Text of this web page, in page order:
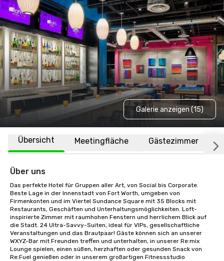
Galerie anzeigen (15)
Übersicht Meetingfläche Gästezimmer
Über uns
Das perfekte Hotel für Gruppen aller Art, von Social bis Corporate.
Beste Lage in der Innenstadt von Fort Worth, umgeben von
Firmenkonten und im Viertel Sundance Square mit 35 Blocks mit
Restaurants, Geschäften und Unterhaltungsmöglichkeiten. Loft-
inspirierte Zimmer mit raumhohen Fenstern und herrlichem Blick auf
die Stadt. 24 Ultra-Savvy-Suiten, ideal für VIPs, gesellschaftliche
Veranstaltungen und das Brautpaar! Gäste können sich an unserer
WXYZ-Bar mit Freunden treffen und unterhalten, in unserer Re:mix
Lounge spielen, einen süßen, herzhaften oder gesunden Snack von
Re:Fuel genießen oder in unserem großartigen Fitnessstudio